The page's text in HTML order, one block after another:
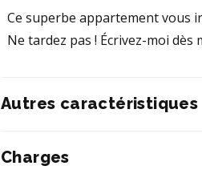
Ce superbe appartement vous
Ne tardez pas ! Écrivez-moi
Autres caractéristiques
Charges